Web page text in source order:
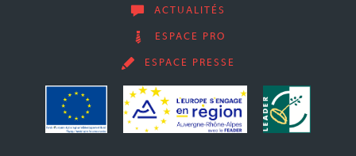
ACTUALITÉS
ESPACE PRO
ESPACE PRESSE